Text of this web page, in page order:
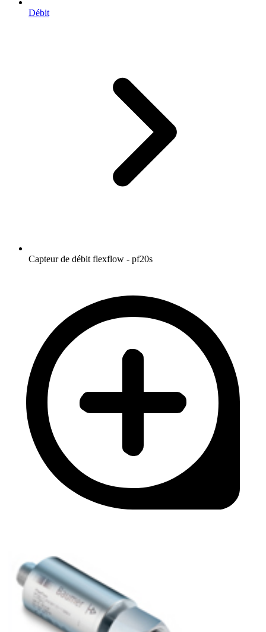
Débit
Capteur de débit flexflow - pf20s